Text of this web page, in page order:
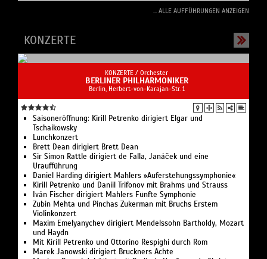
KONZERTE /Orchester
BERLINER PHILHARMONIKER
Berlin, Herbert-von-Karajan-Str. 1
Saisoneröffnung: Kirill Petrenko dirigiert Elgar und
Tschaikowsky
Lunchkonzert
Brett Dean dirigiert Brett Dean
Sir Simon Rattle dirigiert de Falla, Janáček und eine
Uraufführung
Daniel Harding dirigiert Mahlers »Auferstehungssymphonie«
Kirill Petrenko und Daniil Trifonov mit Brahms und Strauss
Iván Fischer dirigiert Mahlers Fünfte Symphonie
Zubin Mehta und Pinchas Zukerman mit Bruchs Erstem
Violinkonzert
Maxim Emelyanychev dirigiert Mendelssohn Bartholdy, Mozart
und Haydn
Mit Kirill Petrenko und Ottorino Respighi durch Rom